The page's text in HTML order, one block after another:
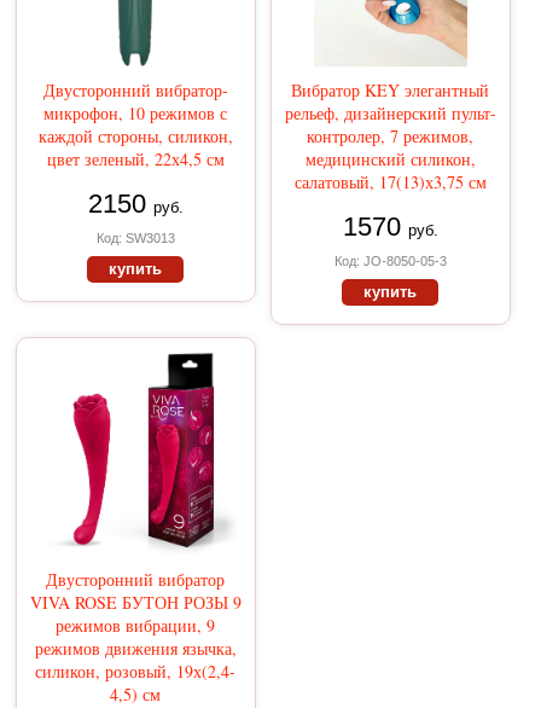
Двусторонний вибратор-
микрофон, 10 режимов с
каждой стороны, силикон,
цвет зеленый, 22х4,5 см
2150 руб.
Код: SW3013
купить
Вибратор KEY элегантный
рельеф, дизайнерский пульт-
контролер, 7 режимов,
медицинский силикон,
салатовый, 17(13)х3,75 см
1570 руб.
Код: JO-8050-05-3
купить
Двусторонний вибратор
VIVA ROSE БУТОН РОЗЫ 9
режимов вибрации, 9
режимов движения язычка,
силикон, розовый, 19х(2,4-
4,5) см